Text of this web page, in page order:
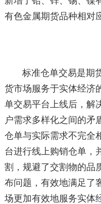
有色金属期货品种相对
标准仓单交易是期
货市场服务于实体经济
单交易平台上线后，解
户需求多样化之间的矛
仓单与实际需求不完全
台进行线上购销仓单，
割，规避了交割物的品
布问题，有效地满足了
场更加有效地服务实体